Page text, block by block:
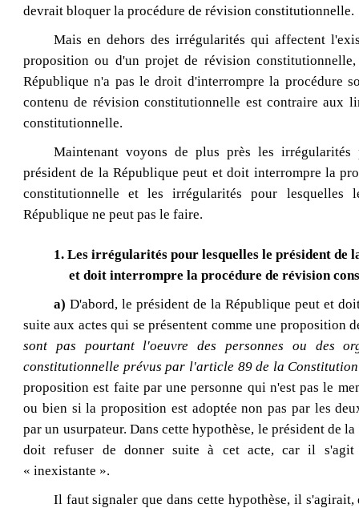
devrait bloquer la procédure de révision constitutionnelle.
Mais en dehors des irrégularités qui affectent
proposition ou d'un projet de révision
République n'a pas le droit d'interrompre la procédure
contenu de révision constitutionnelle est contraire aux
constitutionnelle.
Maintenant voyons de plus près les irrégularités
président de la République peut et doit interrompre la
constitutionnelle et les irrégularités pour lesquelles
République ne peut pas le faire.
1. Les irrégularités pour lesquelles le président de
et doit interrompre la procédure de révision
a) D'abord, le président de la République peut et
suite aux actes qui se présentent comme une proposition
sont pas pourtant l'oeuvre des personnes ou des
constitutionnelle prévus par l'article 89 de la Constitution
proposition est faite par une personne qui n'est pas le
ou bien si la proposition est adoptée non pas par les
par un usurpateur. Dans cette hypothèse, le président de
doit refuser de donner suite à cet acte, car il s'agit
« inexistante ».
Il faut signaler que dans cette hypothèse, il s'agirait,